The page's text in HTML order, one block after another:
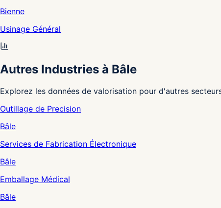
Bienne
Usinage Général
Autres Industries à Bâle
Explorez les données de valorisation pour d'autres
Outillage de Precision
Bâle
Services de Fabrication Électronique
Bâle
Emballage Médical
Bâle